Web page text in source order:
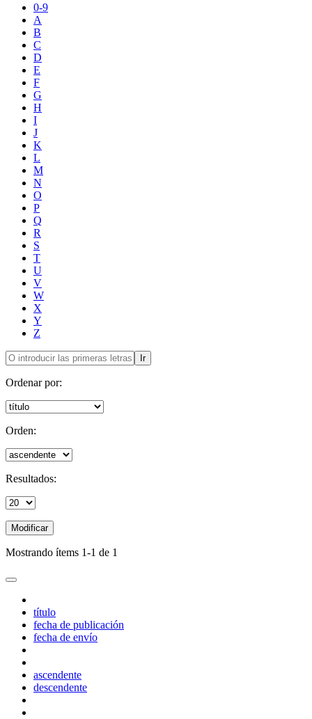
0-9
A
B
C
D
E
F
G
H
I
J
K
L
M
N
O
P
Q
R
S
T
U
V
W
X
Y
Z
Ir
Ordenar por:
Orden:
Resultados:
Modificar
Mostrando ítems 1-1 de 1
título
fecha de publicación
fecha de envío
ascendente
descendente